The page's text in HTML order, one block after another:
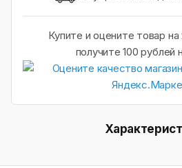
Купите и оцените товар
получите 100 рублей